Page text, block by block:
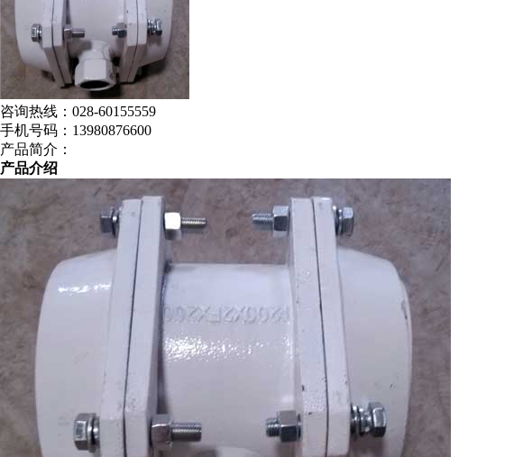
咨询热线： 028-60155559
手机号码： 13980876600
产品简介：
产品介绍